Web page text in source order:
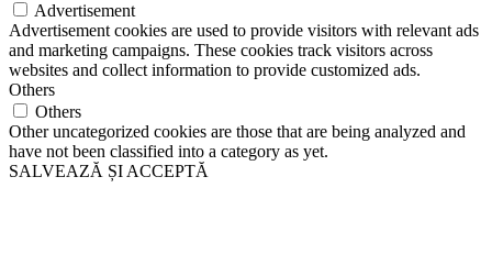
Advertisement
Advertisement cookies are used to provide visitors with relevant ads
and marketing campaigns. These cookies track visitors across
websites and collect information to provide customized ads.
Others
Others
Other uncategorized cookies are those that are being analyzed and
have not been classified into a category as yet.
SALVEAZĂ ȘI ACCEPTĂ